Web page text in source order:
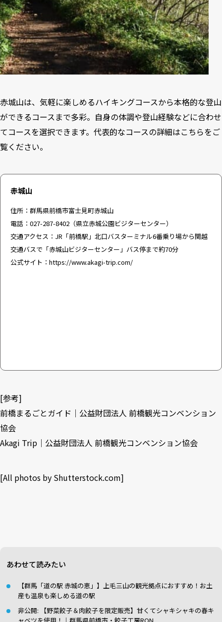
赤城山は、気軽に楽しめるハイキングコースから本格的な登山
ができるコースまで多彩。自身の体調や登山経験などに合わせ
てコースを選択できます。代表的なコースの詳細はこちらをご
覧ください。
赤城山
住所：群馬県前橋市富士見町赤城山
電話：027-287-8402（県立赤城公園ビジターセンター）
交通アクセス：JR「前橋駅」北口バスターミナル6番乗り場から関越
交通バスで「赤城山ビジターセンター」バス停まで約70分
公式サイト： https://www.akagi-trip.com/
[参考]
前橋まるごとガイド｜公益財団法人 前橋観光コンベンション
協会
Akagi Trip｜公益財団法人 前橋観光コンベンション協会
[All photos by Shutterstock.com]
あわせて読みたい
【群馬「道の駅 赤城の恵」】上毛三山の観光拠点におすすめ！お土
産も温泉も楽しめる道の駅
非公開: 【野菜餃子＆肉餃子を限定販売】甘くてシャキシャキの春キ
ャベツを使用！｜群馬県前橋市・餃子工房RON